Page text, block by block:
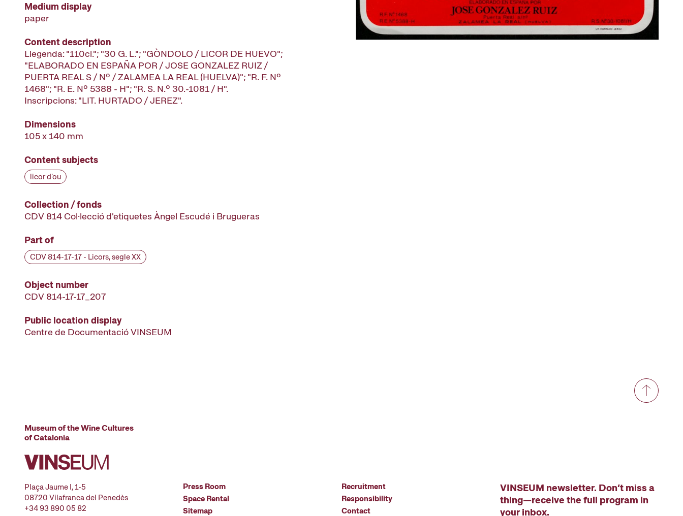
Medium display
paper
Content description
Llegenda: "110cl."; "30 G. L."; "GÒNDOLO / LICOR DE HUEVO";
"ELABORADO EN ESPAÑA POR / JOSE GONZALEZ RUIZ /
PUERTA REAL S / Nº / ZALAMEA LA REAL (HUELVA)"; "R. F. Nº
1468"; "R. E. Nº 5388 - H"; "R. S. N.º 30.-1081 / H".
Inscripcions: "LIT. HURTADO / JEREZ".
Dimensions
105 x 140 mm
Content subjects
licor d'ou
Collection / fonds
CDV 814 Col·lecció d'etiquetes Àngel Escudé i Brugueras
Part of
CDV 814-17-17 - Licors, segle XX
Object number
CDV 814-17-17_207
Public location display
Centre de Documentació VINSEUM
Museum of the Wine Cultures
of Catalonia
Plaça Jaume I, 1-5
08720 Vilafranca del Penedès
+34 93 890 05 82
Press Room
Space Rental
Sitemap
Recruitment
Responsibility
Contact
VINSEUM newsletter. Don’t miss a
thing—receive the full program in
your inbox.